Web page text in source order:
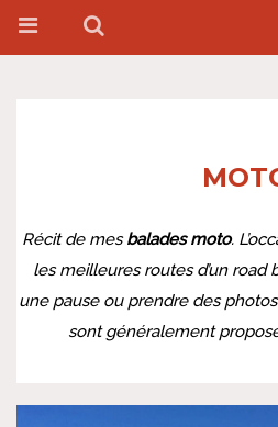
Récit de mesbalades moto.
les meilleures routes d’un road
une pause ou prendre des
sont généralement